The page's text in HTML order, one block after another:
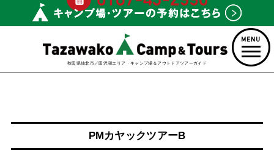
秋田県仙北市／田沢湖エリア・キャンプ場＆アウトドアツアーガイド
PMカヤックツアーB